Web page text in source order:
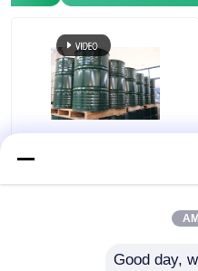
210-898-8 Einecs بدون
الکتریکی
Good day,